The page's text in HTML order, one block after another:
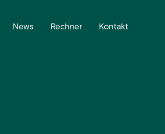
News Rechner Kontakt